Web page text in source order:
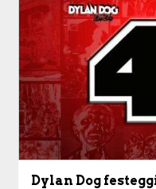
Dylan Dog